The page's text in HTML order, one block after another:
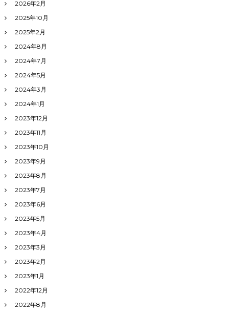
2026年2月
2025年10月
2025年2月
2024年8月
2024年7月
2024年5月
2024年3月
2024年1月
2023年12月
2023年11月
2023年10月
2023年9月
2023年8月
2023年7月
2023年6月
2023年5月
2023年4月
2023年3月
2023年2月
2023年1月
2022年12月
2022年8月